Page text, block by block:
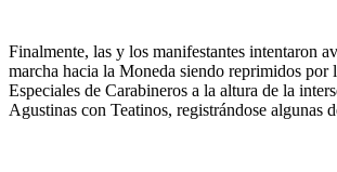
Finalmente, las y los manifestantes intentaron
marcha hacia la Moneda siendo reprimidos por
Especiales de Carabineros a la altura de la
Agustinas con Teatinos, registrándose algunas